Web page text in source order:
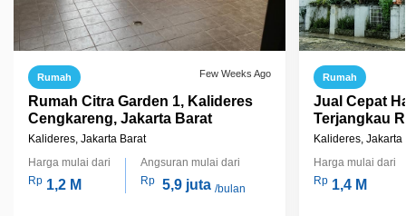
Rumah Few Weeks Ago
Rumah Citra Garden 1, Kalideres
Cengkareng, Jakarta Barat
Kalideres, Jakarta Barat
Harga mulai dari
Rp 1,2 M
Angsuran mulai dari
Rp 5,9 juta /bulan
Rumah
Jual Cepat
Terjangkau
Barat Dekat
Kalideres, Jakarta
Harga mulai dari
Rp 1,4 M